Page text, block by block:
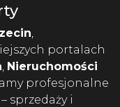
portalach
Nieruchomości
profesjonalne
sprzedaży i